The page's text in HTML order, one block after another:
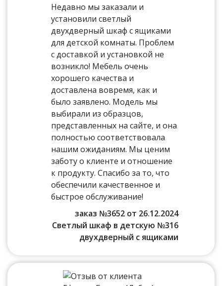
Недавно мы заказали и
установили светлый
двухдверный шкаф с ящиками
для детской комнаты. Проблем
с доставкой и установкой не
возникло! Мебель очень
хорошего качества и
доставлена вовремя, как и
было заявлено. Модель мы
выбирали из образцов,
представленных на сайте, и она
полностью соответствовала
нашим ожиданиям. Мы ценим
заботу о клиенте и отношение
к продукту. Спасибо за то, что
обеспечили качественное и
быстрое обслуживание!
заказ №3652 от 26.12.2024
Светлый шкаф в детскую №316
двухдверный с ящиками